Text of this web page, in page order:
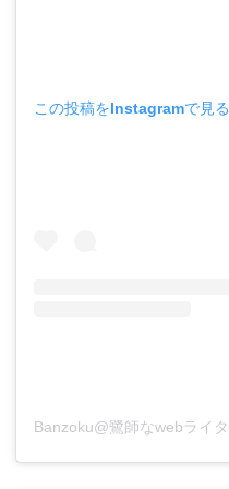
この投稿をInstagramで見る